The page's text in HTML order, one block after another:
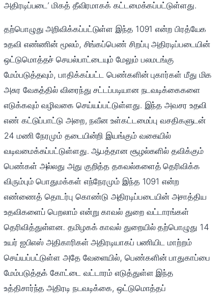
அதிரடிப்படை’ மிகத் தீவிரமாகக் கட்டமைக்கப்பட்டுள்ளது.
தற்பொழுது அறிவிக்கப்பட்டுள்ள இந்த 1091 என்ற பிரத்யேக
உதவி எண்ணின் மூலம், சிங்கப்பெண் சிறப்பு அதிரடிப்படையின்
ஒட்டுமொத்தச் செயல்பாட்டையும் மேலும் பலமடங்கு
மேம்படுத்தவும், பாதிக்கப்பட்ட பெண்களின் புகார்கள் மீது மிக
அசுர வேகத்தில் விரைந்து சட்டப்படியான நடவடிக்கைகளை
எடுக்கவும் வழிவகை செய்யப்பட்டுள்ளது. இந்த அவசர உதவி
எண் கட்டுப்பாட்டு அறை, நவீன உள்கட்டமைப்பு வசதிகளுடன்
24 மணி நேரமும் தடையின்றி இயங்கும் வகையில்
வடிவமைக்கப்பட்டுள்ளது. ஆபத்தான சூழல்களில் தவிக்கும்
பெண்கள் அல்லது அது குறித்த தகவல்களைத் தெரிவிக்க
விரும்பும் பொதுமக்கள் எந்நேரமும் இந்த 1091 என்ற
எண்ணைத் தொடர்பு கொண்டு அதிரடிப்படையின் அசாத்திய
உதவிகளைப் பெறலாம் என்று காவல் துறை வட்டாரங்கள்
தெரிவித்துள்ளன. தமிழகக் காவல் துறையில் தற்பொழுது 14
உயர் ஐபிஎஸ் அதிகாரிகள் அதிரடியாகப் பணியிட மாற்றம்
செய்யப்பட்டுள்ள அதே வேளையில், பெண்களின் பாதுகாப்பை
மேம்படுத்தக் கோட்டை வட்டாரம் எடுத்துள்ள இந்த
உத்திசார்ந்த அதிரடி நடவடிக்கை, ஒட்டுமொத்தப்